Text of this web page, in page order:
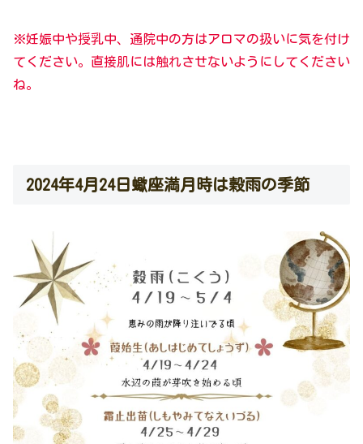
※妊娠中や授乳中、通院中の方はアロマの扱いに気を付け
てください。直接肌には触れさせないようにしてください
ね。
2024年4月24日蠍座満月時は穀雨の季節